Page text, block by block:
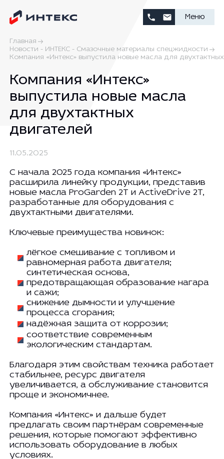
Меню
Главная
Новости - ИНТЕКС - Смазочные материалы спецжидкости
Компания «Интекс» выпустила новые масла для
Компания «Интекс»
выпустила новые масла
для двухтактных
двигателей
11.05.2025
С начала 2025 года компания «Интекс»
расширила линейку продукции, представив
новые масла ProGarden 2T и ActiveDrive 2T,
разработанные для оборудования с
двухтактными двигателями.
Ключевые преимущества новинок:
лёгкое смешивание с топливом и
равномерная работа двигателя;
синтетическая основа,
предотвращающая образование нагара
и сажи;
снижение дымности и улучшение
процесса сгорания;
надёжная защита от коррозии;
соответствие современным
экологическим стандартам.
Благодаря этим свойствам техника работает
стабильнее, ресурс двигателя
увеличивается, а обслуживание становится
проще и экономичнее.
Компания «Интекс» и дальше будет
предлагать своим партнёрам современные
решения, которые помогают эффективно
использовать оборудование в любых
условиях.